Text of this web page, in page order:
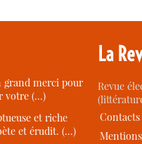
grand merci pour
votre (…)
et riche
et érudit. (…)
La
Revue
Contacts